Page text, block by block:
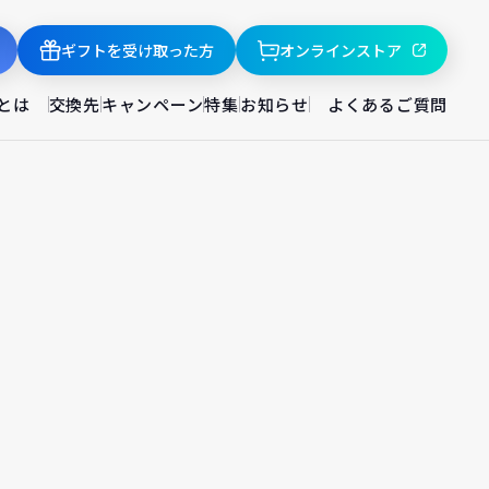
ギフトを受け取った方 オンラインストア
は 交換先キャンペーン特集お知らせ よくあるご質問